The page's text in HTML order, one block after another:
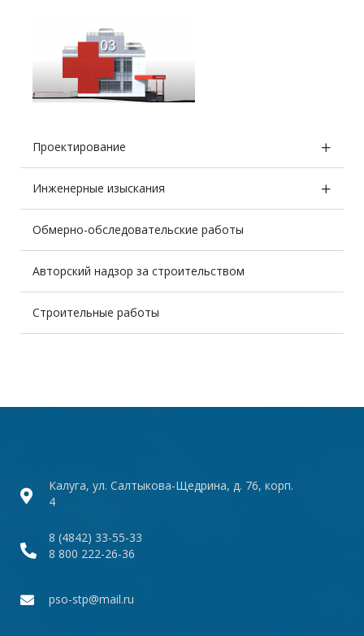
Проектирование
Инженерные изыскания
Обмерно-обследовательские работы
Авторский надзор за строительством
Строительные работы
Калуга, ул. Салтыкова-Щедрина, д. 76, корп.
4
8 (4842) 33-55-33
8 800 222-26-36
pso-stp@mail.ru